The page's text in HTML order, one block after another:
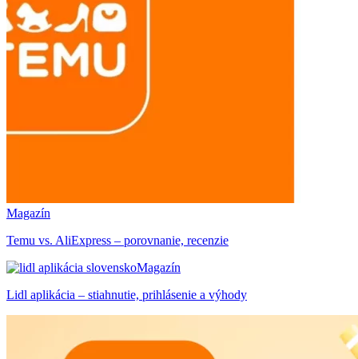
Magazín
Temu vs. AliExpress – porovnanie, recenzie
Magazín
Lidl aplikácia – stiahnutie, prihlásenie a výhody